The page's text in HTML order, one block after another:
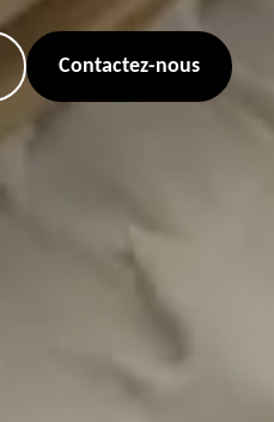
Contactez-nous